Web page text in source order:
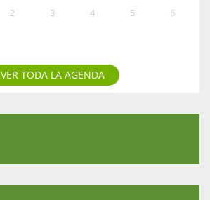
2 3 4 5 6
VER TODA LA AGENDA